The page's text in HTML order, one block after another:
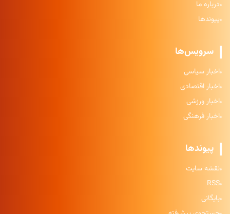
درباره ما
پیوندها
سرویس‌ها
اخبار سیاسی
اخبار اقتصادی
اخبار ورزشی
اخبار فرهنگی
پیوندها
نقشه سایت
RSS
بایگانی